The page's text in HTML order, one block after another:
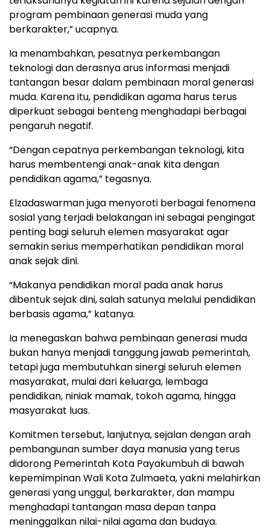
program pembinaan generasi muda yang
berkarakter,” ucapnya.
Ia menambahkan, pesatnya perkembangan
teknologi dan derasnya arus informasi menjadi
tantangan besar dalam pembinaan moral generasi
muda. Karena itu, pendidikan agama harus terus
diperkuat sebagai benteng menghadapi berbagai
pengaruh negatif.
“Dengan cepatnya perkembangan teknologi, kita
harus membentengi anak-anak kita dengan
pendidikan agama,” tegasnya.
Elzadaswarman juga menyoroti berbagai fenomena
sosial yang terjadi belakangan ini sebagai pengingat
penting bagi seluruh elemen masyarakat agar
semakin serius memperhatikan pendidikan moral
anak sejak dini.
“Makanya pendidikan moral pada anak harus
dibentuk sejak dini, salah satunya melalui pendidikan
berbasis agama,” katanya.
Ia menegaskan bahwa pembinaan generasi muda
bukan hanya menjadi tanggung jawab pemerintah,
tetapi juga membutuhkan sinergi seluruh elemen
masyarakat, mulai dari keluarga, lembaga
pendidikan, niniak mamak, tokoh agama, hingga
masyarakat luas.
Komitmen tersebut, lanjutnya, sejalan dengan arah
pembangunan sumber daya manusia yang terus
didorong Pemerintah Kota Payakumbuh di bawah
kepemimpinan Wali Kota Zulmaeta, yakni melahirkan
generasi yang unggul, berkarakter, dan mampu
menghadapi tantangan masa depan tanpa
meninggalkan nilai-nilai agama dan budaya.